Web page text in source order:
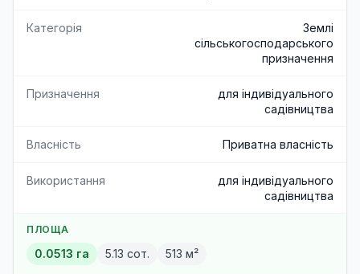
Категорія
Землі
сільськогосподарського
призначення
Призначення
для індивідуального
садівництва
Власність Приватна власність
Використання
для індивідуального
садівництва
ПЛОЩА
0.0513 га 5.13 сот. 513 м²